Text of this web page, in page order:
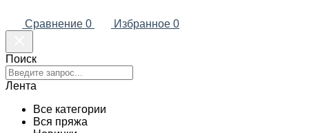
Сравнение 0 Избранное 0
Поиск
Лента
Все категории
Вся пряжа